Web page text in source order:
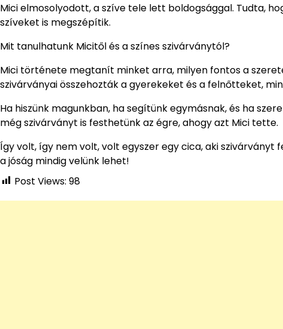
Mici elmosolyodott, a szíve tele lett boldogsággal. Tudta,
szíveket is megszépítik.
Mit tanulhatunk Micitől és a színes szivárványtól?
Mici története megtanít minket arra, milyen fontos a
szivárványai összehozták a gyerekeket és a felnőtteket,
Ha hiszünk magunkban, ha segítünk egymásnak, és ha
még szivárványt is festhetünk az égre, ahogy azt Mici tette.
Így volt, így nem volt, volt egyszer egy cica, aki szivárványt
a jóság mindig velünk lehet!
Post Views: 98